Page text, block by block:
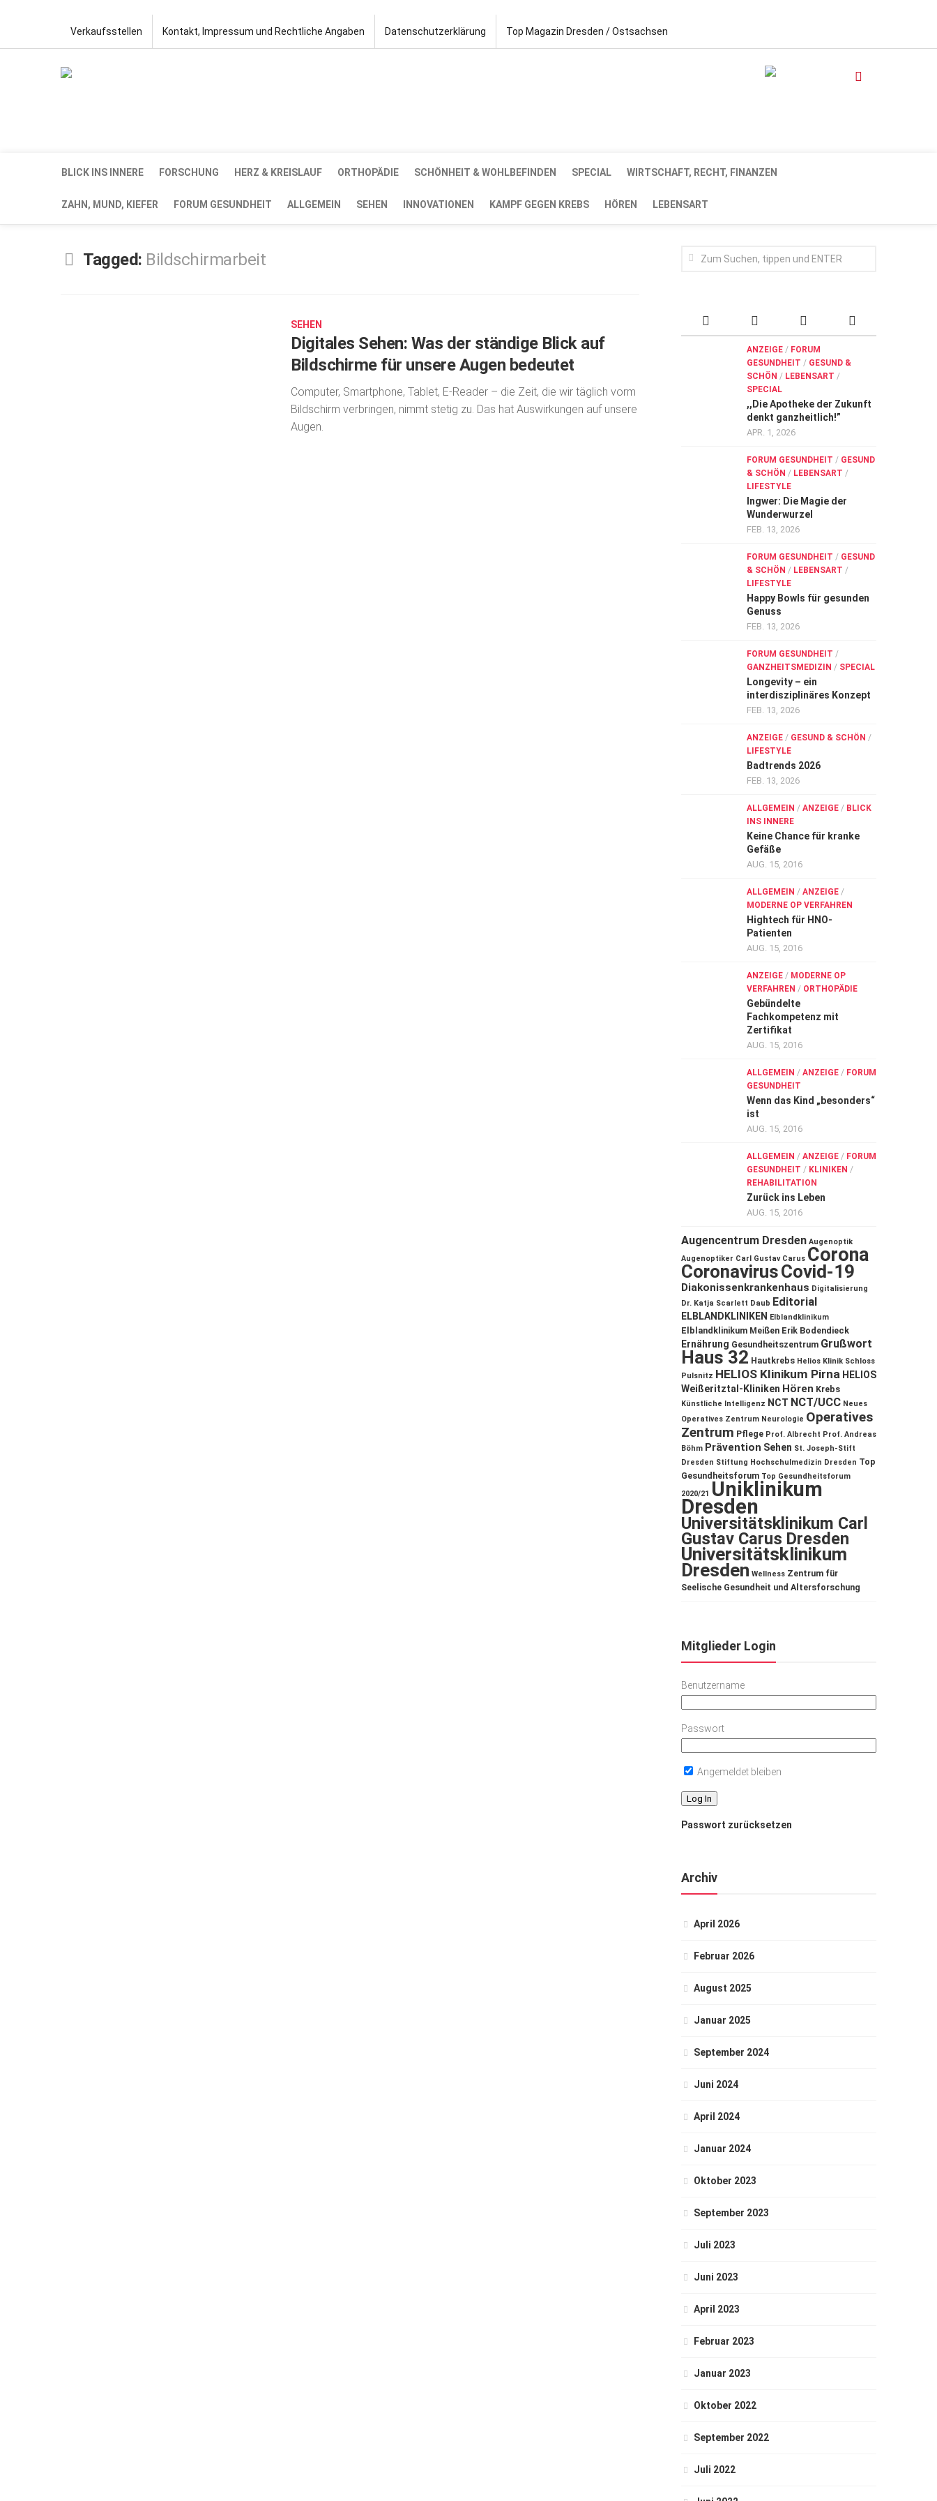
Verkaufsstellen Kontakt, Impressum und Rechtliche Angaben Datenschutzerklärung Top Magazin Dresden / Ostsachsen
BLICK INS INNERE FORSCHUNG HERZ & KREISLAUF ORTHOPÄDIE SCHÖNHEIT & WOHLBEFINDEN SPECIAL WIRTSCHAFT, RECHT, FINANZEN
ZAHN, MUND, KIEFER FORUM GESUNDHEIT ALLGEMEIN SEHEN INNOVATIONEN KAMPF GEGEN KREBS HÖREN LEBENSART
Tagged: Bildschirmarbeit
SEHEN
Digitales Sehen: Was der ständige Blick auf
Bildschirme für unsere Augen bedeutet
Computer, Smartphone, Tablet, E-Reader – die Zeit, die wir täglich vorm
Bildschirm verbringen, nimmt stetig zu. Das hat Auswirkungen auf unsere
Augen.
ANZEIGE / FORUM
GESUNDHEIT / GESUND &
SCHÖN / LEBENSART /
SPECIAL
,,Die Apotheke der Zukunft
denkt ganzheitlich!”
APR. 1, 2026
FORUM GESUNDHEIT / GESUND
& SCHÖN / LEBENSART /
LIFESTYLE
Ingwer: Die Magie der
Wunderwurzel
FEB. 13, 2026
FORUM GESUNDHEIT / GESUND
& SCHÖN / LEBENSART /
LIFESTYLE
Happy Bowls für gesunden
Genuss
FEB. 13, 2026
FORUM GESUNDHEIT /
GANZHEITSMEDIZIN / SPECIAL
Longevity – ein
interdisziplinäres Konzept
FEB. 13, 2026
ANZEIGE / GESUND & SCHÖN /
LIFESTYLE
Badtrends 2026
FEB. 13, 2026
ALLGEMEIN / ANZEIGE / BLICK
INS INNERE
Keine Chance für kranke
Gefäße
AUG. 15, 2016
ALLGEMEIN / ANZEIGE /
MODERNE OP VERFAHREN
Hightech für HNO-
Patienten
AUG. 15, 2016
ANZEIGE / MODERNE OP
VERFAHREN / ORTHOPÄDIE
Gebündelte
Fachkompetenz mit
Zertifikat
AUG. 15, 2016
ALLGEMEIN / ANZEIGE / FORUM
GESUNDHEIT
Wenn das Kind „besonders“
ist
AUG. 15, 2016
ALLGEMEIN / ANZEIGE / FORUM
GESUNDHEIT / KLINIKEN /
REHABILITATION
Zurück ins Leben
AUG. 15, 2016
Augencentrum Dresden Augenoptik
Augenoptiker Carl Gustav Carus Corona
CoronavirusCovid-19
Diakonissenkrankenhaus Digitalisierung
Dr. Katja Scarlett Daub Editorial
ELBLANDKLINIKEN Elblandklinikum
Elblandklinikum Meißen Erik Bodendieck
Ernährung Gesundheitszentrum Grußwort
Haus 32 Hautkrebs Helios Klinik Schloss
Pulsnitz HELIOS Klinikum Pirna HELIOS
Weißeritztal-Kliniken Hören Krebs
Künstliche Intelligenz NCT NCT/UCC Neues
Operatives Zentrum Neurologie Operatives
Zentrum Pflege Prof. Albrecht Prof. Andreas
Böhm Prävention Sehen St. Joseph-Stift
Dresden Stiftung Hochschulmedizin Dresden Top
Gesundheitsforum Top Gesundheitsforum
2020/21 Uniklinikum
Dresden
Universitätsklinikum Carl
Gustav Carus Dresden
Universitätsklinikum
Dresden Wellness Zentrum für
Seelische Gesundheit und Altersforschung
Mitglieder Login
Benutzername
Passwort
Angemeldet bleiben
Passwort zurücksetzen
Archiv
April 2026
Februar 2026
August 2025
Januar 2025
September 2024
Juni 2024
April 2024
Januar 2024
Oktober 2023
September 2023
Juli 2023
Juni 2023
April 2023
Februar 2023
Januar 2023
Oktober 2022
September 2022
Juli 2022